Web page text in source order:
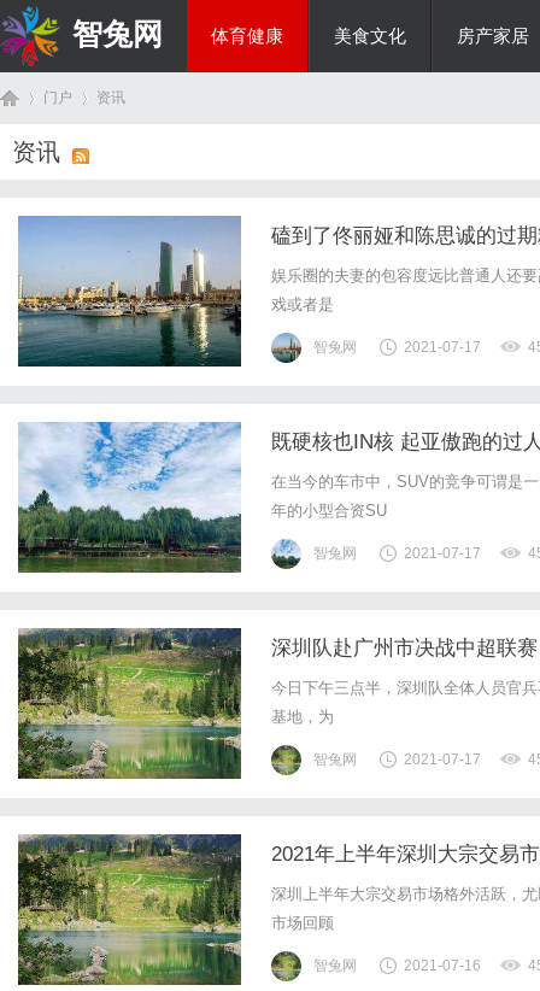
智兔网 体育健康 美食文化 房产家居
门户 资讯
资讯
磕到了佟丽娅和陈思诚的过
娱乐圈的夫妻的包容度远比普通人还
戏或者是
智兔网 2021-07-17
既硬核也IN核 起亚傲跑的过
在当今的车市中，SUV的竞争可谓是
年的小型合资SU
智兔网 2021-07-17
深圳队赴广州市决战中超联
今日下午三点半，深圳队全体人员官
基地，为
智兔网 2021-07-17
2021年上半年深圳大宗交易
深圳上半年大宗交易市场格外活跃，
市场回顾
智兔网 2021-07-16